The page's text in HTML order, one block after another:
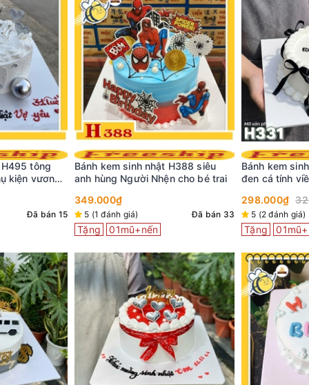
tông
kiện vương
Đã bán 15
Bánh kem sinh nhật H388 siêu
anh hùng Người Nhện cho bé trai
349.000₫
5 (1 đánh giá) Đã bán 33
Tặng 01mũ+nến
Bánh kem
đen cá tính
298.000₫
5 (2 đánh giá)
Tặng